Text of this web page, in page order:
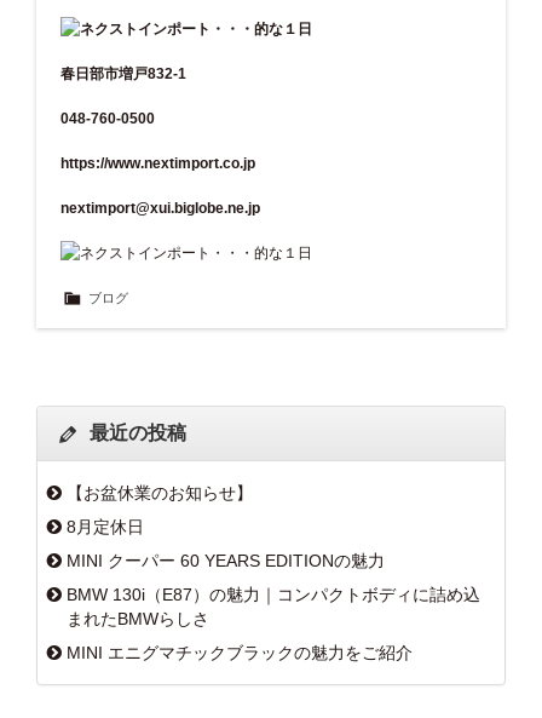
春日部市増戸832-1
048-760-0500
https://www.nextimport.co.jp
nextimport@xui.biglobe.ne.jp
ブログ
最近の投稿
【お盆休業のお知らせ】
8月定休日
MINI クーパー 60 YEARS EDITIONの魅力
BMW 130i（E87）の魅力｜コンパクトボディに詰め込
まれたBMWらしさ
MINI エニグマチックブラックの魅力をご紹介